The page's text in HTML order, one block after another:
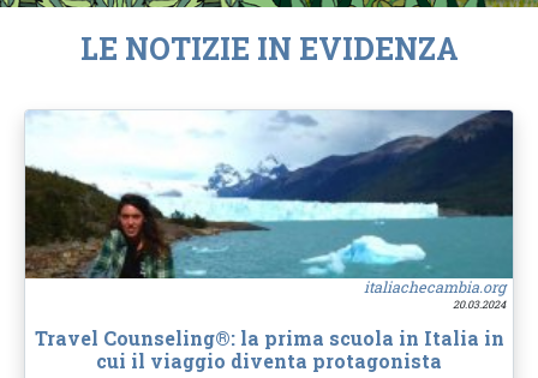
LE NOTIZIE IN EVIDENZA
italiachecambia.org
20.03.2024
Travel Counseling®: la prima scuola in Italia in
cui il viaggio diventa protagonista